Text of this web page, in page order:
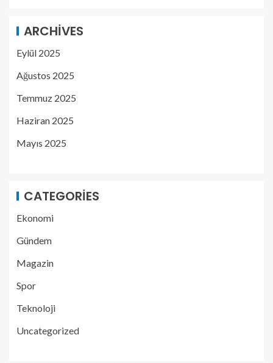
ARCHIVES
Eylül 2025
Ağustos 2025
Temmuz 2025
Haziran 2025
Mayıs 2025
CATEGORIES
Ekonomi
Gündem
Magazin
Spor
Teknoloji
Uncategorized